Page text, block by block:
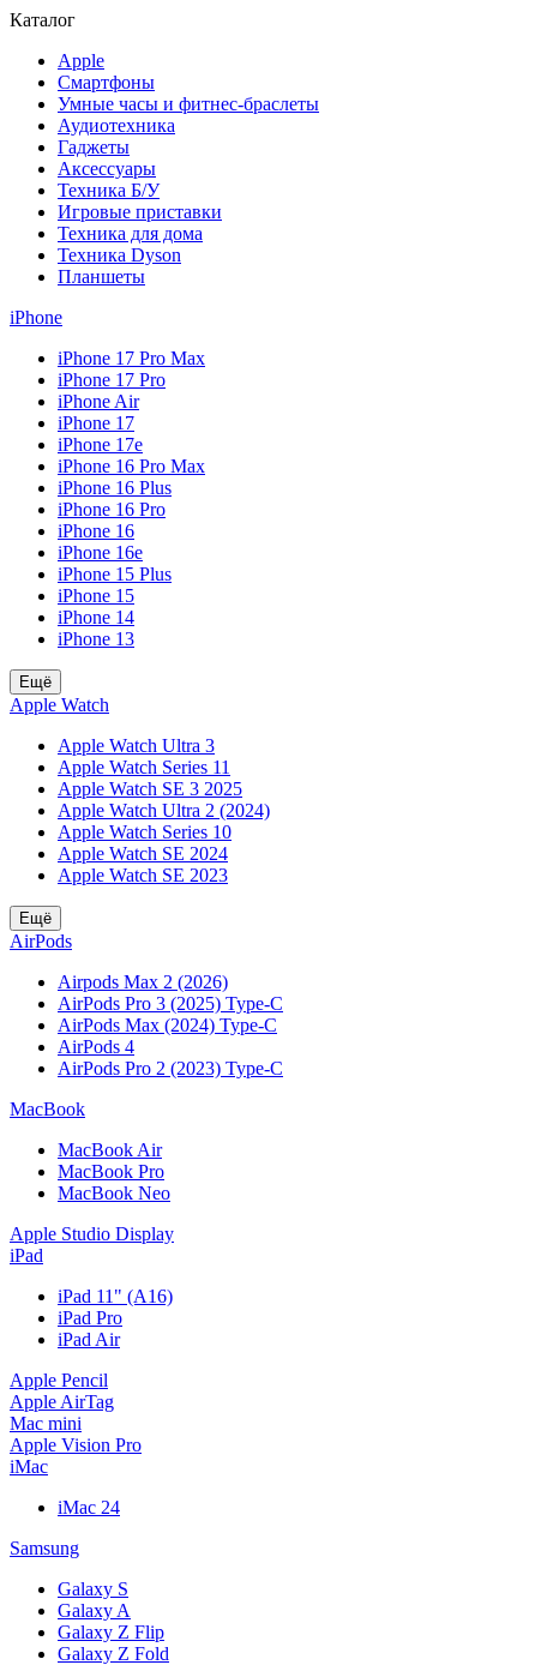
Каталог
Apple
Смартфоны
Умные часы и фитнес-браслеты
Аудиотехника
Гаджеты
Аксессуары
Техника Б/У
Игровые приставки
Техника для дома
Техника Dyson
Планшеты
iPhone
iPhone 17 Pro Max
iPhone 17 Pro
iPhone Air
iPhone 17
iPhone 17e
iPhone 16 Pro Max
iPhone 16 Plus
iPhone 16 Pro
iPhone 16
iPhone 16e
iPhone 15 Plus
iPhone 15
iPhone 14
iPhone 13
Ещё
Apple Watch
Apple Watch Ultra 3
Apple Watch Series 11
Apple Watch SE 3 2025
Apple Watch Ultra 2 (2024)
Apple Watch Series 10
Apple Watch SE 2024
Apple Watch SE 2023
Ещё
AirPods
Airpods Max 2 (2026)
AirPods Pro 3 (2025) Type-C
AirPods Max (2024) Type-C
AirPods 4
AirPods Pro 2 (2023) Type-C
MacBook
MacBook Air
MacBook Pro
MacBook Neo
Apple Studio Display
iPad
iPad 11" (A16)
iPad Pro
iPad Air
Apple Pencil
Apple AirTag
Mac mini
Apple Vision Pro
iMac
iMac 24
Samsung
Galaxy S
Galaxy A
Galaxy Z Flip
Galaxy Z Fold